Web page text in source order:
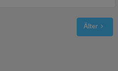
Älter